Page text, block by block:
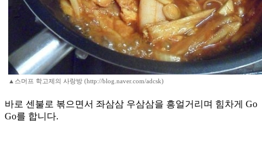
▲스머프 학고제의 사랑방 (http://blog.naver.com/adcsk)
바로 센불로 볶으면서 좌삼삼 우삼삼을 흥얼거리며 힘차게 Go
Go를 합니다.